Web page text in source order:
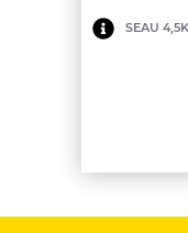
Minimum
SEAU